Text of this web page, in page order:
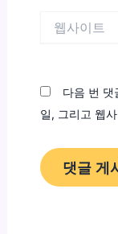
다음 번 댓
일, 그리고 웹